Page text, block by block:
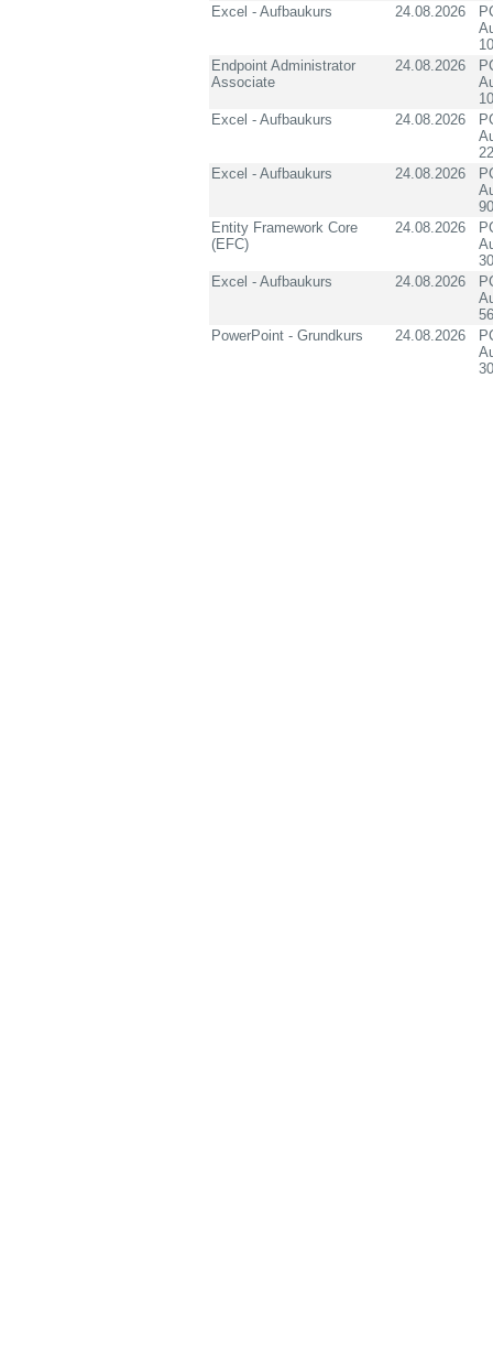
Excel - Aufbaukurs
24.08.2026
Endpoint Administrator
Associate
24.08.2026
Excel - Aufbaukurs
24.08.2026
Excel - Aufbaukurs
24.08.2026
Entity Framework Core
(EFC)
24.08.2026
Excel - Aufbaukurs
24.08.2026
PowerPoint - Grundkurs
24.08.2026